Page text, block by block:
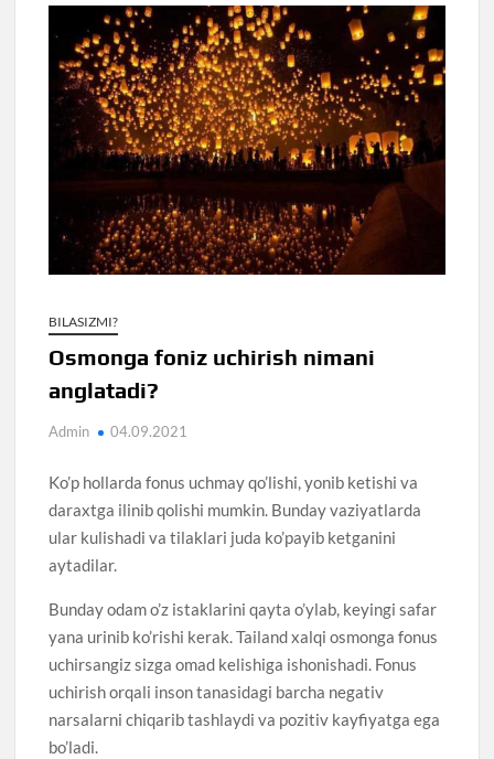
BILASIZMI?
Osmonga foniz uchirish nimani
anglatadi?
Admin 04.09.2021
Ko’p hollarda fonus uchmay qo’lishi, yonib ketishi va
daraxtga ilinib qolishi mumkin. Bunday vaziyatlarda
ular kulishadi va tilaklari juda ko’payib ketganini
aytadilar.
Bunday odam o’z istaklarini qayta o’ylab, keyingi safar
yana urinib ko’rishi kerak. Tailand xalqi osmonga fonus
uchirsangiz sizga omad kelishiga ishonishadi. Fonus
uchirish orqali inson tanasidagi barcha negativ
narsalarni chiqarib tashlaydi va pozitiv kayfiyatga ega
bo’ladi.